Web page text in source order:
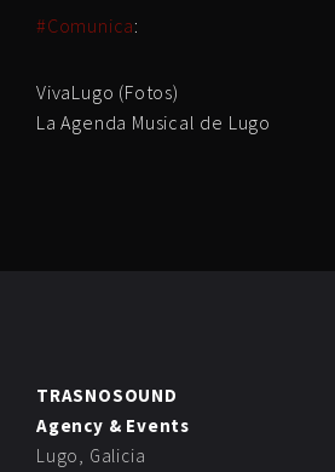
#Comunica:
VivaLugo (Fotos)
La Agenda Musical de Lugo
TRASNOSOUND
Agency & Events
Lugo, Galicia